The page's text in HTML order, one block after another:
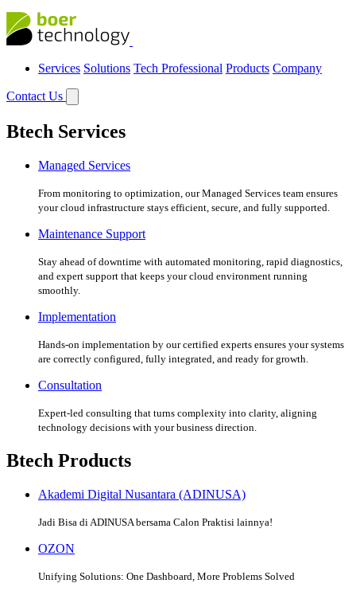
Services Solutions Tech Professional Products Company
Contact Us
Btech Services
Managed Services
From monitoring to optimization, our Managed Services team ensures
your cloud infrastructure stays efficient, secure, and fully supported.
Maintenance Support
Stay ahead of downtime with automated monitoring, rapid diagnostics,
and expert support that keeps your cloud environment running
smoothly.
Implementation
Hands-on implementation by our certified experts ensures your systems
are correctly configured, fully integrated, and ready for growth.
Consultation
Expert-led consulting that turns complexity into clarity, aligning
technology decisions with your business direction.
Btech Products
Akademi Digital Nusantara (ADINUSA)
Jadi Bisa di ADINUSA bersama Calon Praktisi lainnya!
OZON
Unifying Solutions: One Dashboard, More Problems Solved